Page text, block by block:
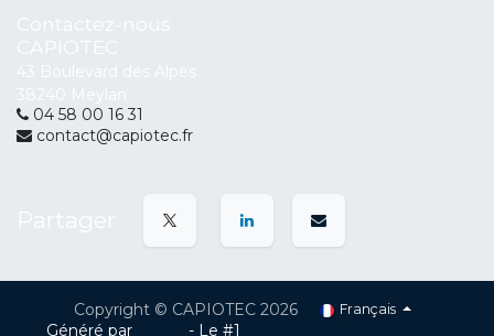
04 58 00 16 31
contact@capiotec.fr
Copyright © CAPIOTEC 2026 Français
Généré par - Le #1